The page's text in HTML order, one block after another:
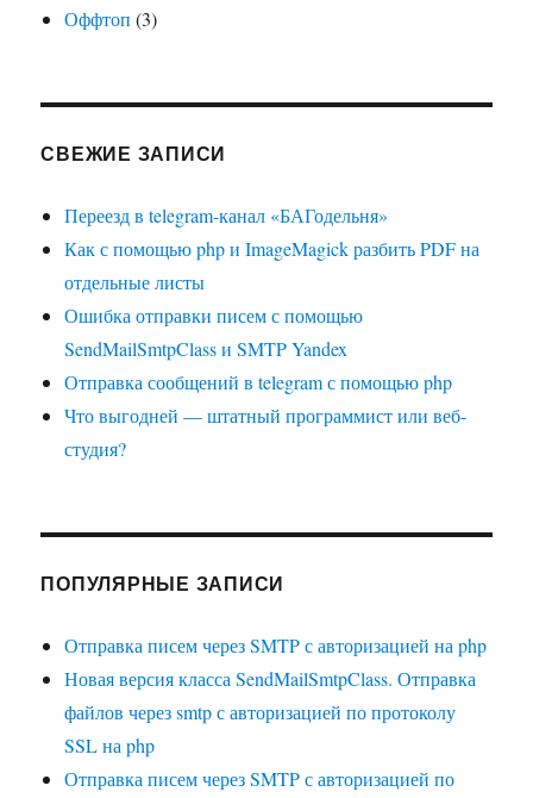
Оффтоп (3)
СВЕЖИЕ ЗАПИСИ
Переезд в telegram-канал «БАГодельня»
Как с помощью php и ImageMagick разбить PDF на
отдельные листы
Ошибка отправки писем с помощью
SendMailSmtpClass и SMTP Yandex
Отправка сообщений в telegram с помощью php
Что выгодней — штатный программист или веб-
студия?
ПОПУЛЯРНЫЕ ЗАПИСИ
Отправка писем через SMTP с авторизацией на php
Новая версия класса SendMailSmtpClass. Отправка
файлов через smtp с авторизацией по протоколу
SSL на php
Отправка писем через SMTP с авторизацией по